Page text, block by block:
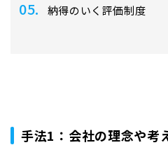
納得のいく評価制度
手法1：会社の理念や考